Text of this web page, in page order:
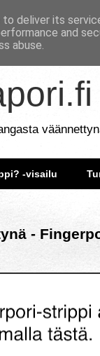
-visailu
-
deliver its
and
abuse.